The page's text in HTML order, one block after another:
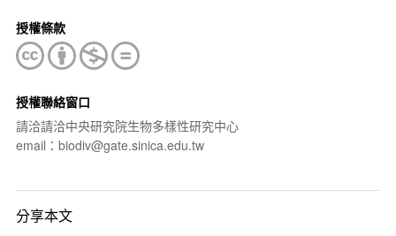
授權條款
授權聯絡窗口
請洽請洽中央研究院生物多樣性研究中心
email：biodiv@gate.sinica.edu.tw
分享本文